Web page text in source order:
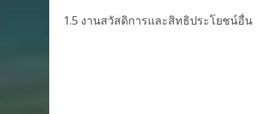
1.5 งานสวัสดิการและสิทธิประโยชน์อื่น